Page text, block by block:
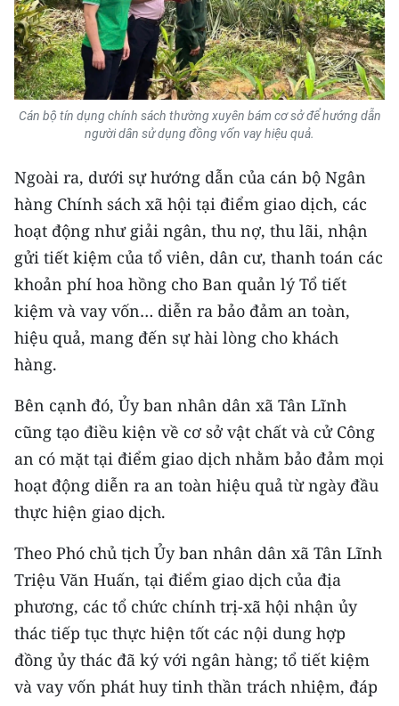
Cán bộ tín dụng chính sách thường xuyên bám cơ sở để hướng dẫn
người dân sử dụng đồng vốn vay hiệu quả.
Ngoài ra, dưới sự hướng dẫn của cán bộ Ngân
hàng Chính sách xã hội tại điểm giao dịch, các
hoạt động như giải ngân, thu nợ, thu lãi, nhận
gửi tiết kiệm của tổ viên, dân cư, thanh toán các
khoản phí hoa hồng cho Ban quản lý Tổ tiết
kiệm và vay vốn… diễn ra bảo đảm an toàn,
hiệu quả, mang đến sự hài lòng cho khách
hàng.
Bên cạnh đó, Ủy ban nhân dân xã Tân Lĩnh
cũng tạo điều kiện về cơ sở vật chất và cử Công
an có mặt tại điểm giao dịch nhằm bảo đảm mọi
hoạt động diễn ra an toàn hiệu quả từ ngày đầu
thực hiện giao dịch.
Theo Phó chủ tịch Ủy ban nhân dân xã Tân Lĩnh
Triệu Văn Huấn, tại điểm giao dịch của địa
phương, các tổ chức chính trị-xã hội nhận ủy
thác tiếp tục thực hiện tốt các nội dung hợp
đồng ủy thác đã ký với ngân hàng; tổ tiết kiệm
và vay vốn phát huy tinh thần trách nhiệm, đáp